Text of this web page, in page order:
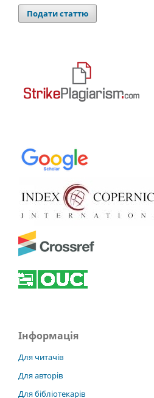
Подати статтю
Інформація
Для читачів
Для авторів
Для бібліотекарів